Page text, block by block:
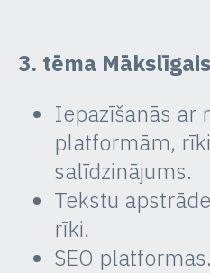
3. tēma
Iepazīšanās ar
platformām,
salīdzinājums.
Tekstu
rīki.
SEO platformas.